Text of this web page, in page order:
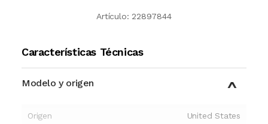
Artículo: 22897844
Características Técnicas
Modelo y origen
Origen United States